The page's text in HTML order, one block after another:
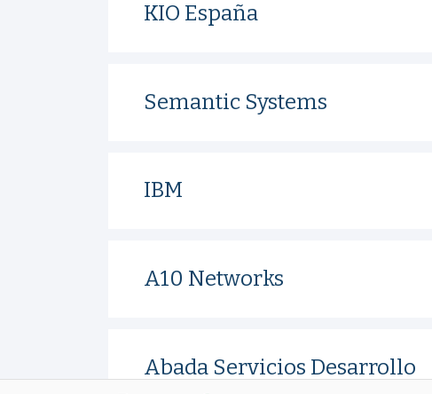
KIO España
Semantic Systems
IBM
A10 Networks
Abada Servicios Desarrollo